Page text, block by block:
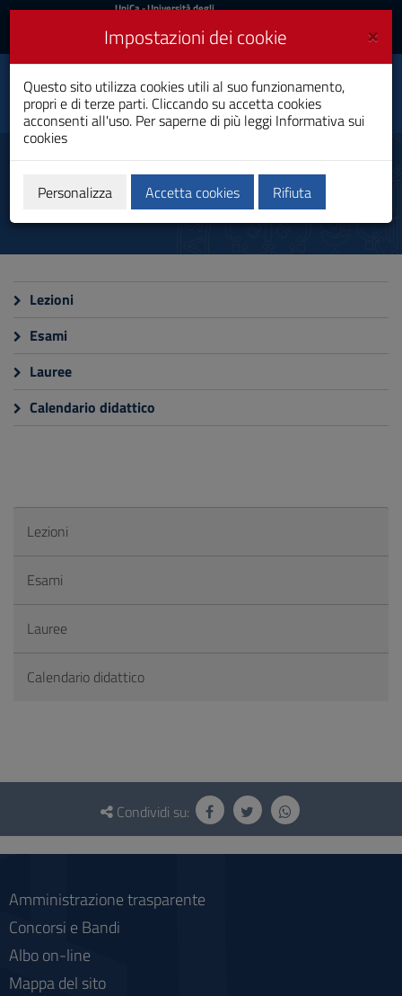
Vai
al
navigazione
sito
al
Footer
UniCa
Accedi
UniCa- Università degli
Accedi UniCA News
Toggle
navigation
Storia e Società
Laurea Magistrale
Calendari e orari
Lezioni
Esami
Lauree
Calendario didattico
Lezioni
Esami
Lauree
Calendario didattico
Questionario
social
Condividi su:
Amministrazione trasparente
Concorsi e Bandi
Albo on-line
Mappa del sito
×
Impostazioni dei cookie
Questo sito utilizza cookies utili al suo funzionamento,
propri e di terze parti. Cliccando su accetta cookies
acconsenti all'uso. Per saperne di più leggi Informativa sui
cookies
Personalizza Accetta cookies Rifiuta